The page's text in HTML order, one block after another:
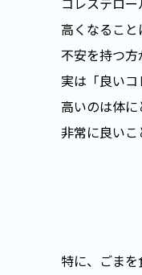
高くなること
不安を持つ
実は「良い
高いのは体に
非常に良いこ
特に、ごま